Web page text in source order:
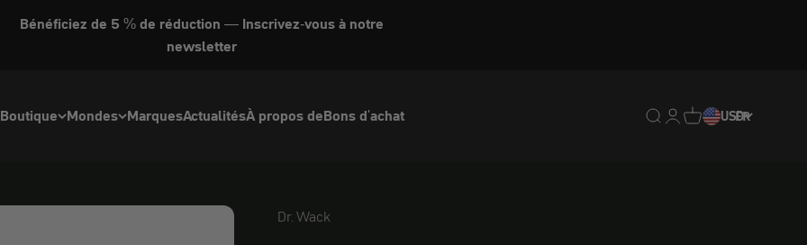
Bénéficiez de 5 % de réduction — Inscrivez-vous à notre
newsletter
Boutique Mondes MarquesActualitésÀ propos deBons d'achat Translation missing :
Translation missing :
Traduction
USDFR
Dr. Wack